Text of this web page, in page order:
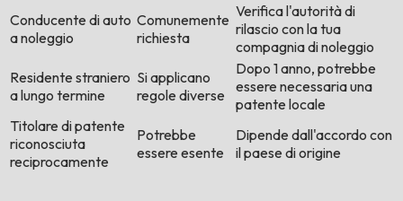
Conducente di auto
a noleggio
Comunemente
richiesta
Verifica l'autorità di
rilascio con la tua
compagnia di noleggio
Residente straniero
a lungo termine
Si applicano
regole diverse
Dopo 1 anno, potrebbe
essere necessaria una
patente locale
Titolare di patente
riconosciuta
reciprocamente
Potrebbe
essere esente
Dipende dall'accordo con
il paese di origine